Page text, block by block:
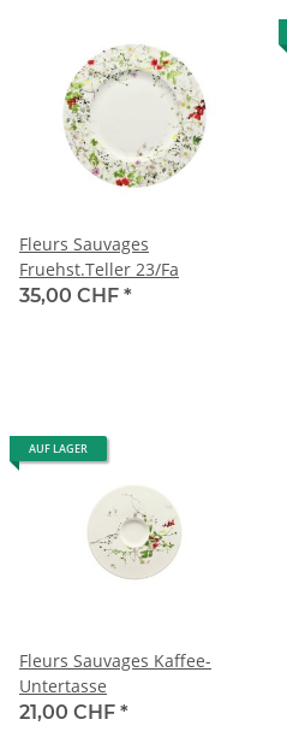
Fleurs Sauvages
Fruehst.Teller 23/Fa
35,00 CHF *
AUF LAGER
Fleurs Sauvages Kaffee-
Untertasse
21,00 CHF *